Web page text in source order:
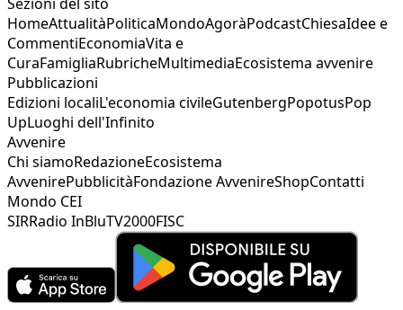
HomeAttualitàPoliticaMondoAgoràPodcastChiesaIdee e
CommentiEconomiaVita e
CuraFamigliaRubricheMultimediaEcosistema avvenire
Pubblicazioni
Edizioni localiL'economia civileGutenbergPopotusPop
UpLuoghi dell'Infinito
Avvenire
Chi siamoRedazioneEcosistema
AvvenirePubblicitàFondazione AvvenireShopContatti
Mondo CEI
SIRRadio InBluTV2000FISC